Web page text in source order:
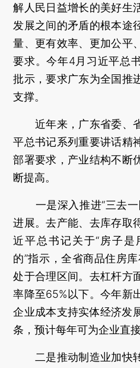
解人民日益增长的美好生
发展之间的矛盾的根本途
量、更有效率、更加公平
要求。今年4月习近平总
批示，要求广东为全国推
支撑。
近年来，广东省委、
平总书记系列重要讲话精
部署要求，产业结构不断
断提高。
一是深入推进“三去一
进展。去产能、去库存取
近平总书记关于“房子
的”指示，全省商品住房
处于合理区间。去杠杆方
率降至65%以下。今年新
企业成本支持实体经济发
条，预计每年可为企业直
二是推动制造业加快